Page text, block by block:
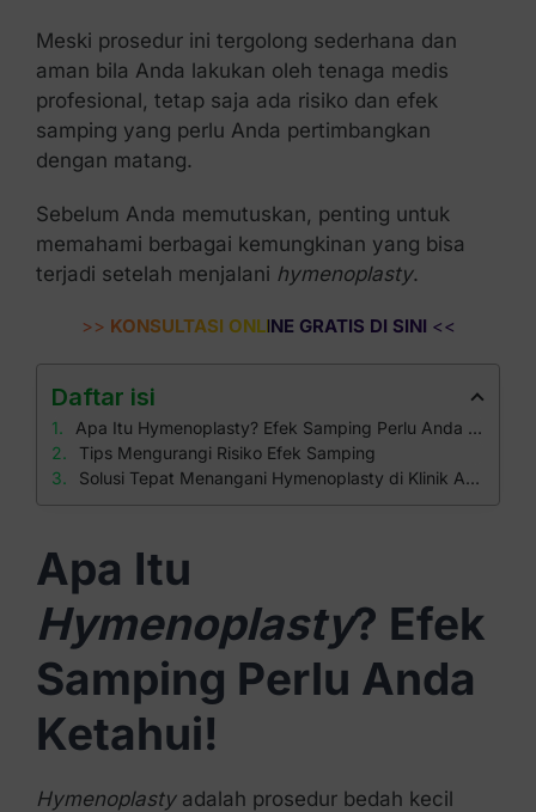
Meski prosedur ini tergolong sederhana dan
aman bila Anda lakukan oleh tenaga medis
profesional, tetap saja ada risiko dan efek
samping yang perlu Anda pertimbangkan
dengan matang.
Sebelum Anda memutuskan, penting untuk
memahami berbagai kemungkinan yang bisa
terjadi setelah menjalani hymenoplasty.
>> KONSULTASI ONLINE GRATIS DI SINI <<
Daftar isi
Apa Itu Hymenoplasty? Efek Samping Perlu Anda Ketahui!
Tips Mengurangi Risiko Efek Samping
Solusi Tepat Menangani Hymenoplasty di Klinik Apollo
Apa Itu
Hymenoplasty? Efek
Samping Perlu Anda
Ketahui!
Hymenoplastyadalah prosedur bedah kecil